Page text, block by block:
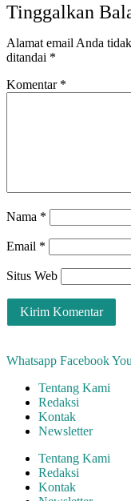
Tinggalkan
Alamat email Anda
ditandai *
Komentar *
Nama *
Email *
Situs Web
Whatsapp Facebook
Tentang Kami
Redaksi
Kontak
Newsletter
Tentang Kami
Redaksi
Kontak